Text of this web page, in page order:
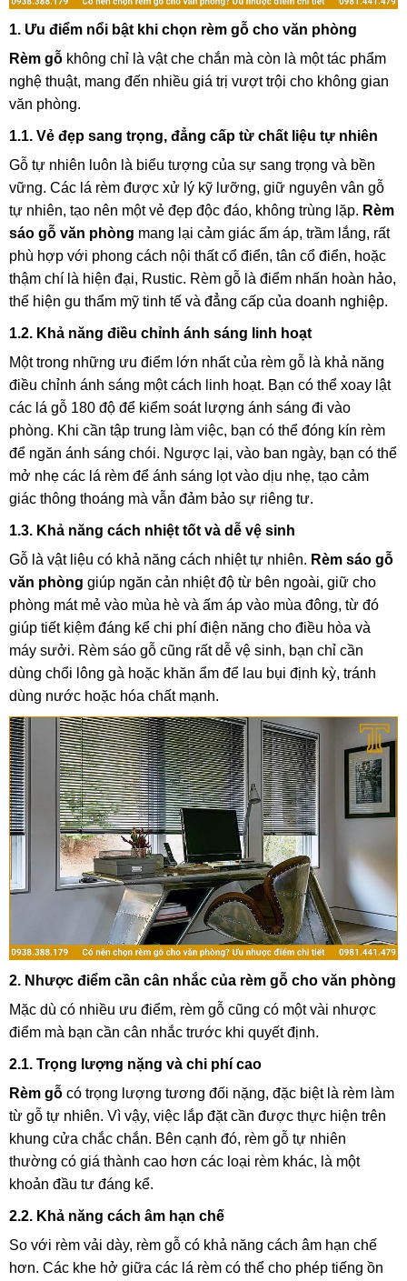
1. Ưu điểm nổi bật khi chọn rèm gỗ cho văn phòng
Rèm gỗ không chỉ là vật che chắn mà còn là một tác phẩm
nghệ thuật, mang đến nhiều giá trị vượt trội cho không gian
văn phòng.
1.1. Vẻ đẹp sang trọng, đẳng cấp từ chất liệu tự nhiên
Gỗ tự nhiên luôn là biểu tượng của sự sang trọng và bền
vững. Các lá rèm được xử lý kỹ lưỡng, giữ nguyên vân gỗ
tự nhiên, tạo nên một vẻ đẹp độc đáo, không trùng lặp. Rèm
sáo gỗ văn phòng mang lại cảm giác ấm áp, trầm lắng, rất
phù hợp với phong cách nội thất cổ điển, tân cổ điển, hoặc
thậm chí là hiện đại, Rustic. Rèm gỗ là điểm nhấn hoàn hảo,
thể hiện gu thẩm mỹ tinh tế và đẳng cấp của doanh nghiệp.
1.2. Khả năng điều chỉnh ánh sáng linh hoạt
Một trong những ưu điểm lớn nhất của rèm gỗ là khả năng
điều chỉnh ánh sáng một cách linh hoạt. Bạn có thể xoay lật
các lá gỗ 180 độ để kiểm soát lượng ánh sáng đi vào
phòng. Khi cần tập trung làm việc, bạn có thể đóng kín rèm
để ngăn ánh sáng chói. Ngược lại, vào ban ngày, bạn có thể
mở nhẹ các lá rèm để ánh sáng lọt vào dịu nhẹ, tạo cảm
giác thông thoáng mà vẫn đảm bảo sự riêng tư.
1.3. Khả năng cách nhiệt tốt và dễ vệ sinh
Gỗ là vật liệu có khả năng cách nhiệt tự nhiên. Rèm sáo gỗ
văn phòng giúp ngăn cản nhiệt độ từ bên ngoài, giữ cho
phòng mát mẻ vào mùa hè và ấm áp vào mùa đông, từ đó
giúp tiết kiệm đáng kể chi phí điện năng cho điều hòa và
máy sưởi. Rèm sáo gỗ cũng rất dễ vệ sinh, bạn chỉ cần
dùng chổi lông gà hoặc khăn ẩm để lau bụi định kỳ, tránh
dùng nước hoặc hóa chất mạnh.
2. Nhược điểm cần cân nhắc của rèm gỗ cho văn phòng
Mặc dù có nhiều ưu điểm, rèm gỗ cũng có một vài nhược
điểm mà bạn cần cân nhắc trước khi quyết định.
2.1. Trọng lượng nặng và chi phí cao
Rèm gỗ có trọng lượng tương đối nặng, đặc biệt là rèm làm
từ gỗ tự nhiên. Vì vậy, việc lắp đặt cần được thực hiện trên
khung cửa chắc chắn. Bên cạnh đó, rèm gỗ tự nhiên
thường có giá thành cao hơn các loại rèm khác, là một
khoản đầu tư đáng kể.
2.2. Khả năng cách âm hạn chế
So với rèm vải dày, rèm gỗ có khả năng cách âm hạn chế
hơn. Các khe hở giữa các lá rèm có thể cho phép tiếng ồn